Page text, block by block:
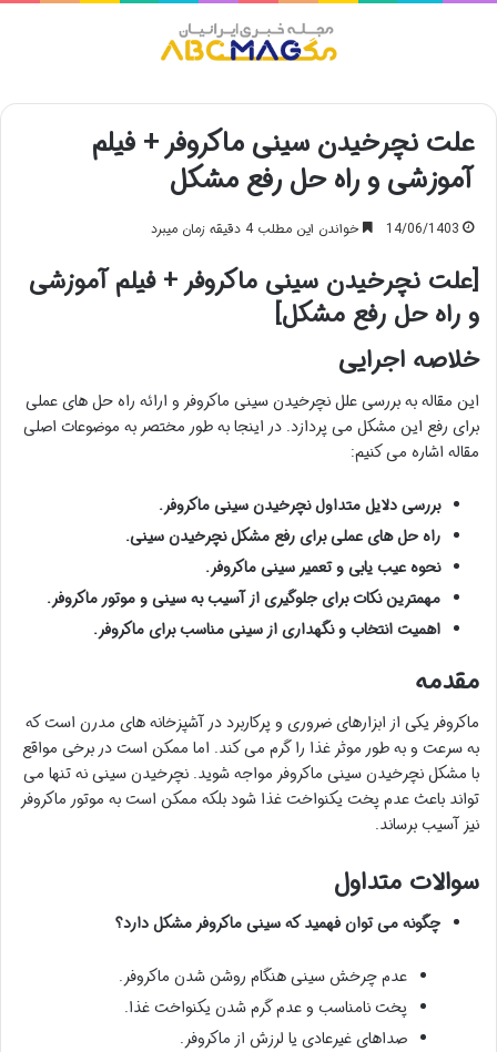
علت نچرخیدن سینی ماکروفر + فیلم
آموزشی و راه حل رفع مشکل
14/06/1403 خواندن این مطلب 4 دقیقه زمان میبرد
[علت نچرخیدن سینی ماکروفر + فیلم آموزشی
و راه حل رفع مشکل]
خلاصه اجرایی
این مقاله به بررسی علل نچرخیدن سینی ماکروفر و ارائه راه حل های عملی
برای رفع این مشکل می پردازد. در اینجا به طور مختصر به موضوعات اصلی
مقاله اشاره می کنیم:
بررسی دلایل متداول نچرخیدن سینی ماکروفر.
راه حل های عملی برای رفع مشکل نچرخیدن سینی.
نحوه عیب یابی و تعمیر سینی ماکروفر.
مهمترین نکات برای جلوگیری از آسیب به سینی و موتور ماکروفر.
اهمیت انتخاب و نگهداری از سینی مناسب برای ماکروفر.
مقدمه
ماکروفر یکی از ابزارهای ضروری و پرکاربرد در آشپزخانه های مدرن است که
به سرعت و به طور موثر غذا را گرم می کند. اما ممکن است در برخی مواقع
با مشکل نچرخیدن سینی ماکروفر مواجه شوید. نچرخیدن سینی نه تنها می
تواند باعث عدم پخت یکنواخت غذا شود بلکه ممکن است به موتور ماکروفر
نیز آسیب برساند.
سوالات متداول
چگونه می توان فهمید که سینی ماکروفر مشکل دارد؟
عدم چرخش سینی هنگام روشن شدن ماکروفر.
پخت نامناسب و عدم گرم شدن یکنواخت غذا.
صداهای غیرعادی یا لرزش از ماکروفر.